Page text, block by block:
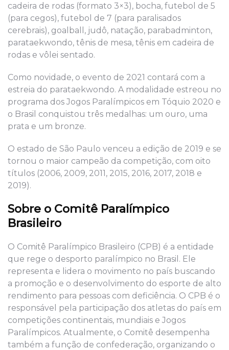
cadeira de rodas (formato 3×3), bocha, futebol de 5
(para cegos), futebol de 7 (para paralisados
cerebrais), goalball, judô, natação, parabadminton,
parataekwondo, tênis de mesa, tênis em cadeira de
rodas e vôlei sentado.
Como novidade, o evento de 2021 contará com a
estreia do parataekwondo. A modalidade estreou no
programa dos Jogos Paralímpicos em Tóquio 2020 e
o Brasil conquistou três medalhas: um ouro, uma
prata e um bronze.
O estado de São Paulo venceu a edição de 2019 e se
tornou o maior campeão da competição, com oito
títulos (2006, 2009, 2011, 2015, 2016, 2017, 2018 e
2019).
Sobre o Comitê Paralímpico
Brasileiro
O Comitê Paralímpico Brasileiro (CPB) é a entidade
que rege o desporto paralímpico no Brasil. Ele
representa e lidera o movimento no país buscando
a promoção e o desenvolvimento do esporte de alto
rendimento para pessoas com deficiência. O CPB é o
responsável pela participação dos atletas do país em
competições continentais, mundiais e Jogos
Paralímpicos. Atualmente, o Comitê desempenha
também a função de confederação, organizando o